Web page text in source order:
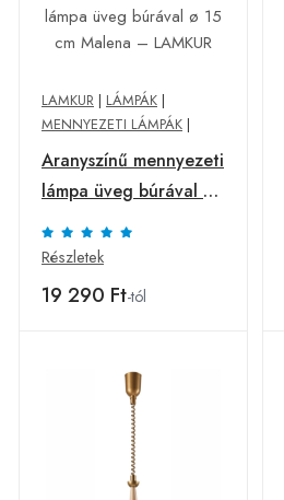
LAMKUR | LÁMPÁK |
MENNYEZETI LÁMPÁK |
Aranyszínű mennyezeti
lámpa üveg búrával ø
15 cm Malena –
LAMKUR
Részletek
19 290 Ft-tól